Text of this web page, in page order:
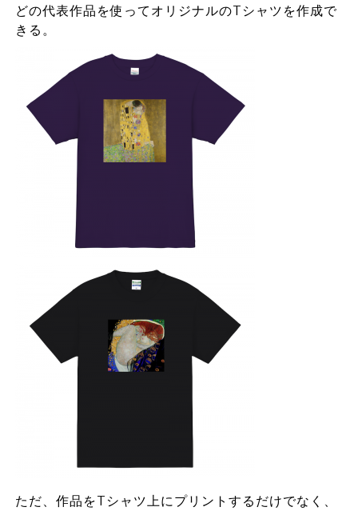
どの代表作品を使ってオリジナルのTシャツを作成で
きる。
ただ、作品をTシャツ上にプリントするだけでなく、